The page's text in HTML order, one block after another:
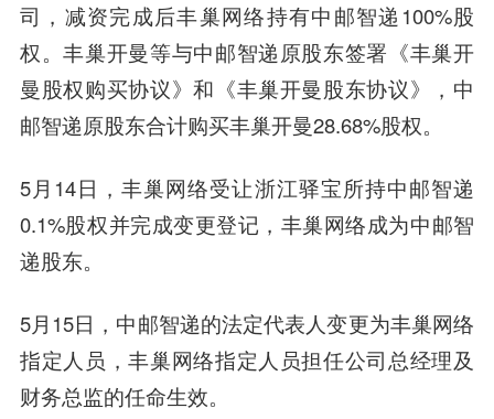
司，减资完成后丰巢网络持有中邮智递100%股
权。丰巢开曼等与中邮智递原股东签署《丰巢开
曼股权购买协议》和《丰巢开曼股东协议》，中
邮智递原股东合计购买丰巢开曼28.68%股权。
5月14日，丰巢网络受让浙江驿宝所持中邮智递
0.1%股权并完成变更登记，丰巢网络成为中邮智
递股东。
5月15日，中邮智递的法定代表人变更为丰巢网络
指定人员，丰巢网络指定人员担任公司总经理及
财务总监的任命生效。